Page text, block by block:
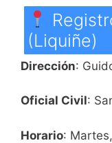
(Liquiñe)
Dirección:
Oficial Civil:
Horario: